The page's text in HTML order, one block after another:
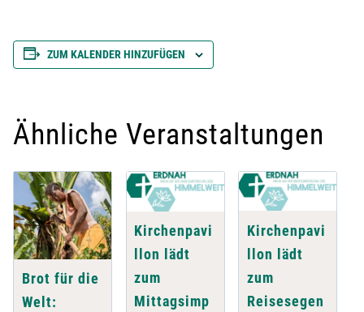
ZUM KALENDER HINZUFÜGEN
Ähnliche Veranstaltungen
Brot für die
Welt:
Kirchenpavi
llon lädt
zum
Mittagsimp
Kirchenpavi
llon lädt
zum
Reisesegen